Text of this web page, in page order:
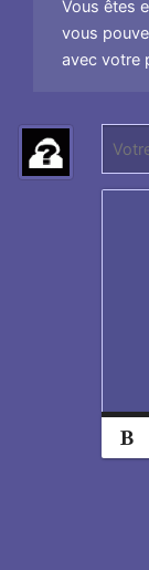
Vous êtes
vous
avec votre